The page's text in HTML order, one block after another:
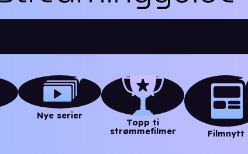
Nye serier
Topp ti
strømmefilmer
Filmnytt